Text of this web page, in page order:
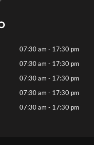
07:30 am - 17:30 pm
07:30 am - 17:30 pm
07:30 am - 17:30 pm
07:30 am - 17:30 pm
07:30 am - 17:30 pm